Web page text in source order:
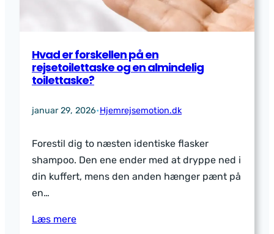
Hvad er forskellen på en
rejsetoilettaske og en almindelig
toilettaske?
januar 29, 2026•Hjemrejsemotion.dk
Forestil dig to næsten identiske flasker
shampoo. Den ene ender med at dryppe ned i
din kuffert, mens den anden hænger pænt på
en…
Læs mere